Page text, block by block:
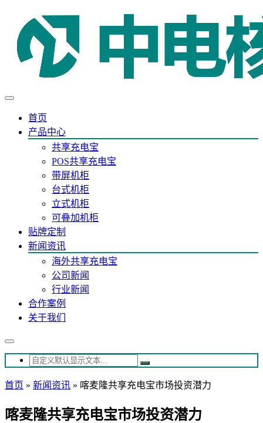
首页
产品中心
共享充电宝
POS共享充电宝
带屏机柜
台式机柜
立式机柜
可叠加机柜
贴牌定制
新闻资讯
海外共享充电宝
公司新闻
行业新闻
合作案例
关于我们
首页 » 新闻资讯 » 喀麦隆共享充电宝市场投资潜力
喀麦隆共享充电宝市场投资潜力